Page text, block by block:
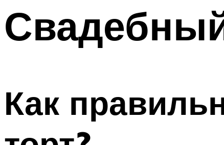
Как